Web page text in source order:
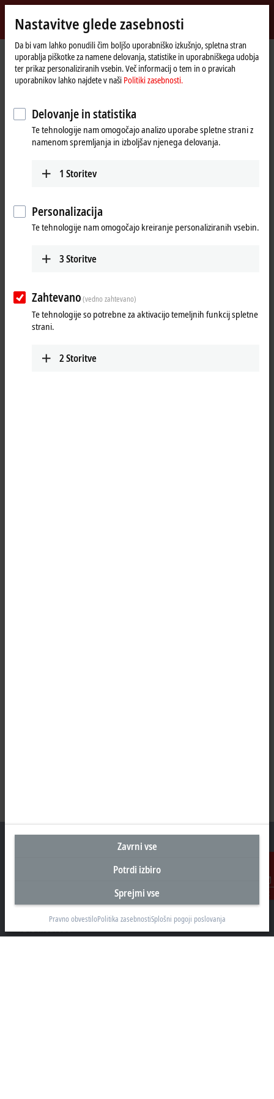
Beckhoff
-
New
Automation
Technology
myBeckhoff
Domača
stran
myBeckhoff – Pozabljeno geslo
Kontakt
Pozabljeno geslo
Če ste pozabili geslo, vam bomo po elektronski pošti poslali
povezavo, na kateri lahko geslo spremenite.
registraciji.
*)required fields
Submit
Beckhoff Avtomatizacija d.o.o.
Zbiljska cesta 4
1215 Medvode
Nastavitve glede zasebnosti
Da bi vam lahko ponudili čim boljšo uporabniško izkušnjo, spletna stran
uporablja piškotke za namene delovanja, statistike in uporabniškega udobja
ter prikaz personaliziranih vsebin. Več informacij o tem in o pravicah
uporabnikov lahko najdete v naši Politiki zasebnosti.
Delovanje in statistika
Te tehnologije nam omogočajo analizo uporabe spletne strani z
namenom spremljanja in izboljšav njenega delovanja.
1 Storitev
Personalizacija
Te tehnologije nam omogočajo kreiranje personaliziranih vsebin.
3Storitve
Zahtevano(vedno zahtevano)
Te tehnologije so potrebne za aktivacijo temeljnih funkcij spletne
strani.
2Storitve
Zavrni vse
Potrdi izbiro
Sprejmi vse
Pravno obvestiloPolitika zasebnostiSplošni pogoji poslovanja